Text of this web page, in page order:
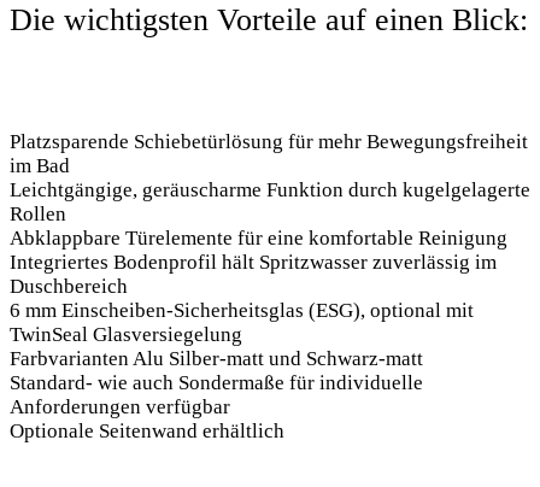
Die wichtigsten Vorteile auf einen Blick:
Platzsparende Schiebetürlösung für mehr Bewegungsfreiheit
im Bad
Leichtgängige, geräuscharme Funktion durch kugelgelagerte
Rollen
Abklappbare Türelemente für eine komfortable Reinigung
Integriertes Bodenprofil hält Spritzwasser zuverlässig im
Duschbereich
6 mm Einscheiben-Sicherheitsglas (ESG), optional mit
TwinSeal Glasversiegelung
Farbvarianten Alu Silber-matt und Schwarz-matt
Standard- wie auch Sondermaße für individuelle
Anforderungen verfügbar
Optionale Seitenwand erhältlich